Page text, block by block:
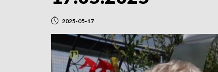
2025-05-17